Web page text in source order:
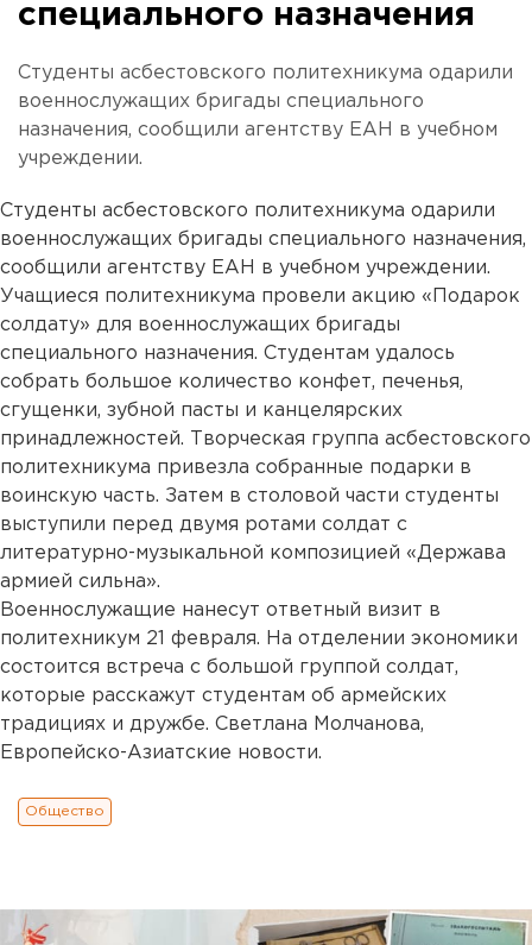
специального назначения
Студенты асбестовского политехникума одарили
военнослужащих бригады специального
назначения, сообщили агентству ЕАН в учебном
учреждении.
Студенты асбестовского политехникума одарили
военнослужащих бригады специального назначения,
сообщили агентству ЕАН в учебном учреждении.
Учащиеся политехникума провели акцию «Подарок
солдату» для военнослужащих бригады
специального назначения. Студентам удалось
собрать большое количество конфет, печенья,
сгущенки, зубной пасты и канцелярских
принадлежностей. Творческая группа асбестовского
политехникума привезла собранные подарки в
воинскую часть. Затем в столовой части студенты
выступили перед двумя ротами солдат с
литературно-музыкальной композицией «Держава
армией сильна».
Военнослужащие нанесут ответный визит в
политехникум 21 февраля. На отделении экономики
состоится встреча с большой группой солдат,
которые расскажут студентам об армейских
традициях и дружбе. Светлана Молчанова,
Европейско-Азиатские новости.
Общество